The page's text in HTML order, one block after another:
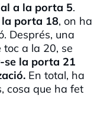
a la porta 5.
porta 18, on ha
Després, una
a la 20, se
se la porta 21
En total, ha
cosa que ha fet